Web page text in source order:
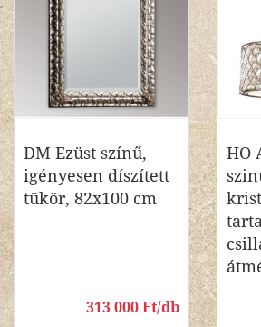
DM Ezüst színű,
igényesen díszített
tükör, 82x100 cm
313 000 Ft/db
HO